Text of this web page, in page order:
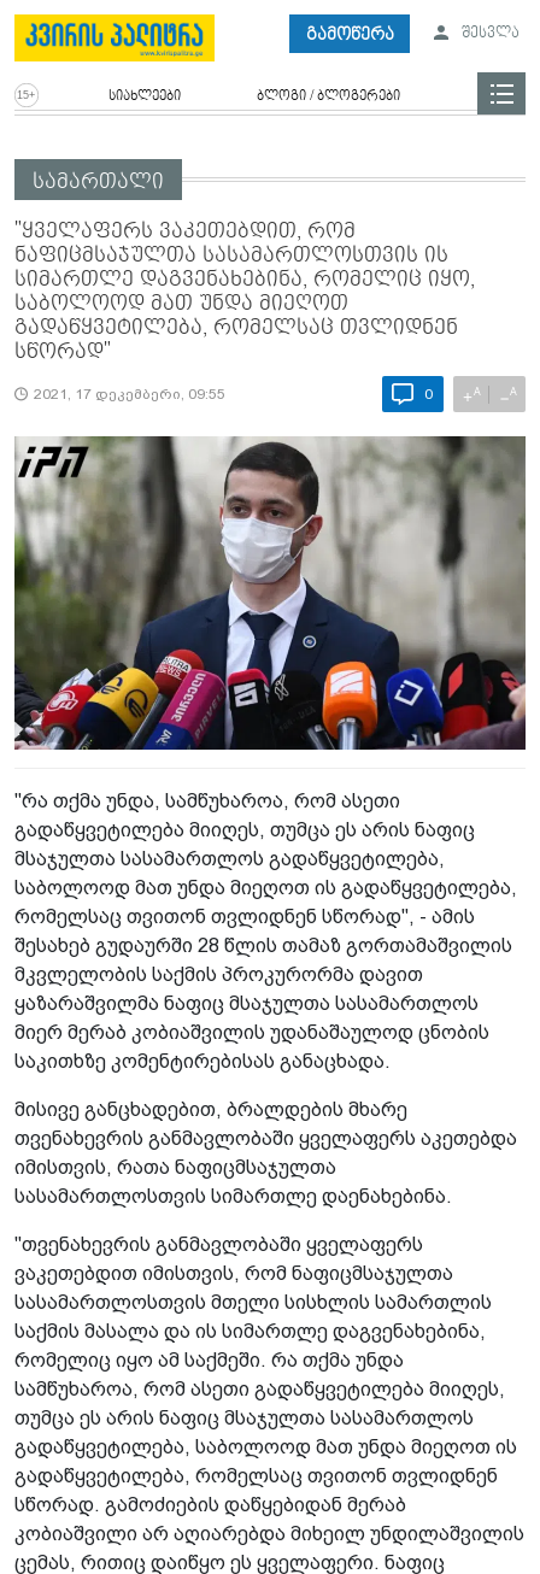
გამოწერა შესვლა
სიახლეები ბლოგი / ბლოგერები
სამართალი
"ყველაფერს ვაკეთებდით, რომ
ნაფიცმსაჯულთა სასამართლოსთვის ის
სიმართლე დაგვენახებინა, რომელიც იყო,
საბოლოოდ მათ უნდა მიეღოთ
გადაწყვეტილება, რომელსაც თვლიდნენ
სწორად"
2021, 17 დეკემბერი, 09:55 0 +A −A
"რა თქმა უნდა, სამწუხაროა, რომ ასეთი
გადაწყვეტილება მიიღეს, თუმცა ეს არის ნაფიც
მსაჯულთა სასამართლოს გადაწყვეტილება,
საბოლოოდ მათ უნდა მიეღოთ ის გადაწყვეტილება,
რომელსაც თვითონ თვლიდნენ სწორად", - ამის
შესახებ გუდაურში 28 წლის თამაზ გორთამაშვილის
მკვლელობის საქმის პროკურორმა დავით
ყაზარაშვილმა ნაფიც მსაჯულთა სასამართლოს
მიერ მერაბ კობიაშვილის უდანაშაულოდ ცნობის
საკითხზე კომენტირებისას განაცხადა.
მისივე განცხადებით, ბრალდების მხარე
თვენახევრის განმავლობაში ყველაფერს აკეთებდა
იმისთვის, რათა ნაფიცმსაჯულთა
სასამართლოსთვის სიმართლე დაენახებინა.
"თვენახევრის განმავლობაში ყველაფერს
ვაკეთებდით იმისთვის, რომ ნაფიცმსაჯულთა
სასამართლოსთვის მთელი სისხლის სამართლის
საქმის მასალა და ის სიმართლე დაგვენახებინა,
რომელიც იყო ამ საქმეში. რა თქმა უნდა
სამწუხაროა, რომ ასეთი გადაწყვეტილება მიიღეს,
თუმცა ეს არის ნაფიც მსაჯულთა სასამართლოს
გადაწყვეტილება, საბოლოოდ მათ უნდა მიეღოთ ის
გადაწყვეტილება, რომელსაც თვითონ თვლიდნენ
სწორად. გამოძიების დაწყებიდან მერაბ
კობიაშვილი არ აღიარებდა მიხეილ უნდილაშვილის
ცემას, რითიც დაიწყო ეს ყველაფერი. ნაფიც